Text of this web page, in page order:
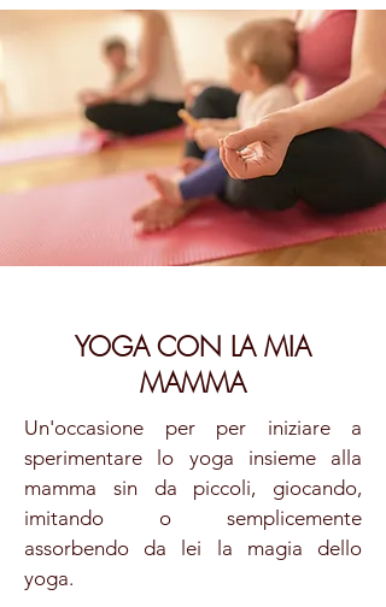
YOGA CON LA MIA
MAMMA
Un'occasione per per iniziare a
sperimentare lo yoga insieme alla
mamma sin da piccoli, giocando,
imitando o semplicemente
assorbendo da lei la magia dello
yoga.